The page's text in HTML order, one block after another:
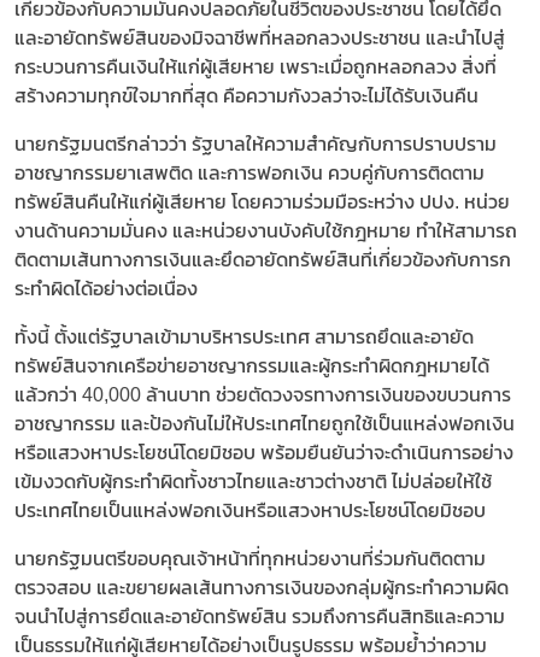
เกี่ยวข้องกับความมั่นคงปลอดภัยในชีวิตของประชาชน โดยได้ยึด
และอายัดทรัพย์สินของมิจฉาชีพที่หลอกลวงประชาชน และนำไปสู่
กระบวนการคืนเงินให้แก่ผู้เสียหาย เพราะเมื่อถูกหลอกลวง สิ่งที่
สร้างความทุกข์ใจมากที่สุด คือความกังวลว่าจะไม่ได้รับเงินคืน
นายกรัฐมนตรีกล่าวว่า รัฐบาลให้ความสำคัญกับการปราบปราม
อาชญากรรมยาเสพติด และการฟอกเงิน ควบคู่กับการติดตาม
ทรัพย์สินคืนให้แก่ผู้เสียหาย โดยความร่วมมือระหว่าง ปปง. หน่วย
งานด้านความมั่นคง และหน่วยงานบังคับใช้กฎหมาย ทำให้สามารถ
ติดตามเส้นทางการเงินและยึดอายัดทรัพย์สินที่เกี่ยวข้องกับการก
ระทำผิดได้อย่างต่อเนื่อง
ทั้งนี้ ตั้งแต่รัฐบาลเข้ามาบริหารประเทศ สามารถยึดและอายัด
ทรัพย์สินจากเครือข่ายอาชญากรรมและผู้กระทำผิดกฎหมายได้
แล้วกว่า 40,000 ล้านบาท ช่วยตัดวงจรทางการเงินของขบวนการ
อาชญากรรม และป้องกันไม่ให้ประเทศไทยถูกใช้เป็นแหล่งฟอกเงิน
หรือแสวงหาประโยชน์โดยมิชอบ พร้อมยืนยันว่าจะดำเนินการอย่าง
เข้มงวดกับผู้กระทำผิดทั้งชาวไทยและชาวต่างชาติ ไม่ปล่อยให้ใช้
ประเทศไทยเป็นแหล่งฟอกเงินหรือแสวงหาประโยชน์โดยมิชอบ
นายกรัฐมนตรีขอบคุณเจ้าหน้าที่ทุกหน่วยงานที่ร่วมกันติดตาม
ตรวจสอบ และขยายผลเส้นทางการเงินของกลุ่มผู้กระทำความผิด
จนนำไปสู่การยึดและอายัดทรัพย์สิน รวมถึงการคืนสิทธิและความ
เป็นธรรมให้แก่ผู้เสียหายได้อย่างเป็นรูปธรรม พร้อมย้ำว่าความ